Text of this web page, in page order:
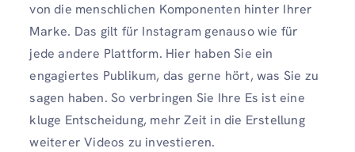
von die menschlichen Komponenten hinter Ihrer
Marke. Das gilt für Instagram genauso wie für
jede andere Plattform. Hier haben Sie ein
engagiertes Publikum, das gerne hört, was Sie zu
sagen haben. So verbringen Sie Ihre Es ist eine
kluge Entscheidung, mehr Zeit in die Erstellung
weiterer Videos zu investieren.